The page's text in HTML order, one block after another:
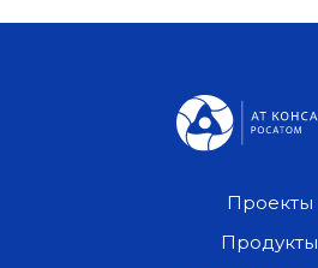
Проекты
Продукты